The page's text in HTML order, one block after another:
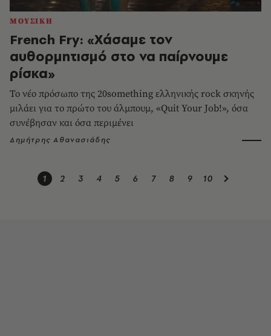
ΜΟΥΣΙΚΗ
French Fry: «Χάσαμε τον
αυθορμητισμό στο να παίρνουμε
ρίσκα»
Το νέο πρόσωπο της 20something ελληνικής rock σκηνής
μιλάει για το πρώτο του άλμπουμ, «Quit Your Job!», όσα
συνέβησαν και όσα περιμένει
Δημήτρης Αθανασιάδης
1 2 3 4 5 6 7 8 9 10